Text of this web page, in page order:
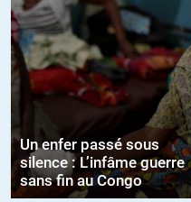
Un enfer passé sous
silence : L’infâme guerre
sans fin au Congo